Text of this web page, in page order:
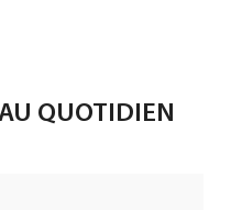
QUOTIDIEN